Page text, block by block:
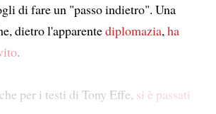
di fare un "passo indietro". Una
dietro l'apparentediplomazia,ha
.
per i testi di Tony Effe, si è passati